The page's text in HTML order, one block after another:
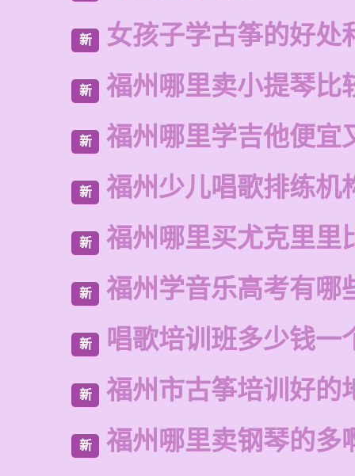
新 女孩子学古筝的好处
新 福州哪里卖小提琴比
新 福州哪里学吉他便宜
新 福州少儿唱歌排练机
新 福州哪里买尤克里里
新 福州学音乐高考有哪
新 唱歌培训班多少钱一
新 福州市古筝培训好的
新 福州哪里卖钢琴的多